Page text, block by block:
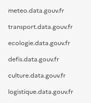
meteo.data.gouv.fr
transport.data.gouv.fr
ecologie.data.gouv.fr
defis.data.gouv.fr
culture.data.gouv.fr
logistique.data.gouv.fr